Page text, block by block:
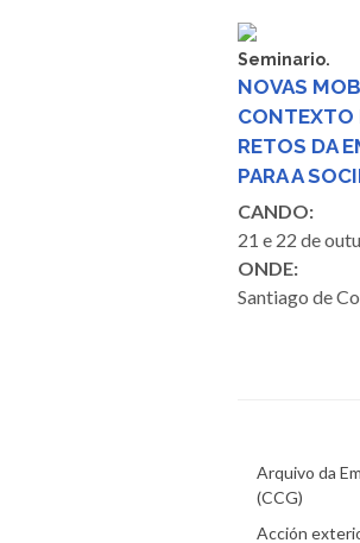
Seminario.
NOVAS
CONTEXTO
RETOS DA
PARA A
CANDO:
21 e 22 de
ONDE:
Santiago de
Arquivo da
(CCG)
Acción